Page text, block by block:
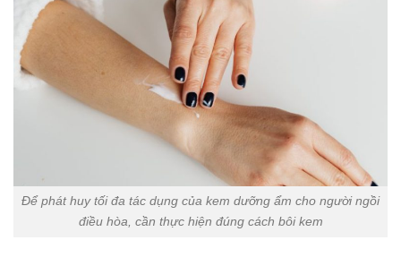
Để phát huy tối đa tác dụng của kem dưỡng ẩm cho người ngồi
điều hòa, cần thực hiện đúng cách bôi kem